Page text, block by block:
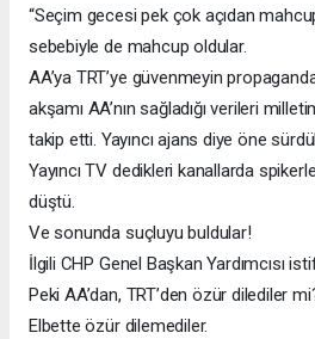
“Seçim gecesi pek çok açıdan
sebebiyle de mahcup oldular.
AA’ya TRT’ye güvenmeyin
akşamı AA’nın sağladığı verileri
takip etti. Yayıncı ajans diye öne
Yayıncı TV dedikleri kanallarda
düştü.
Ve sonunda suçluyu buldular!
İlgili CHP Genel Başkan Yardımcısı
Peki AA’dan, TRT’den özür dilediler
Elbette özür dilemediler.